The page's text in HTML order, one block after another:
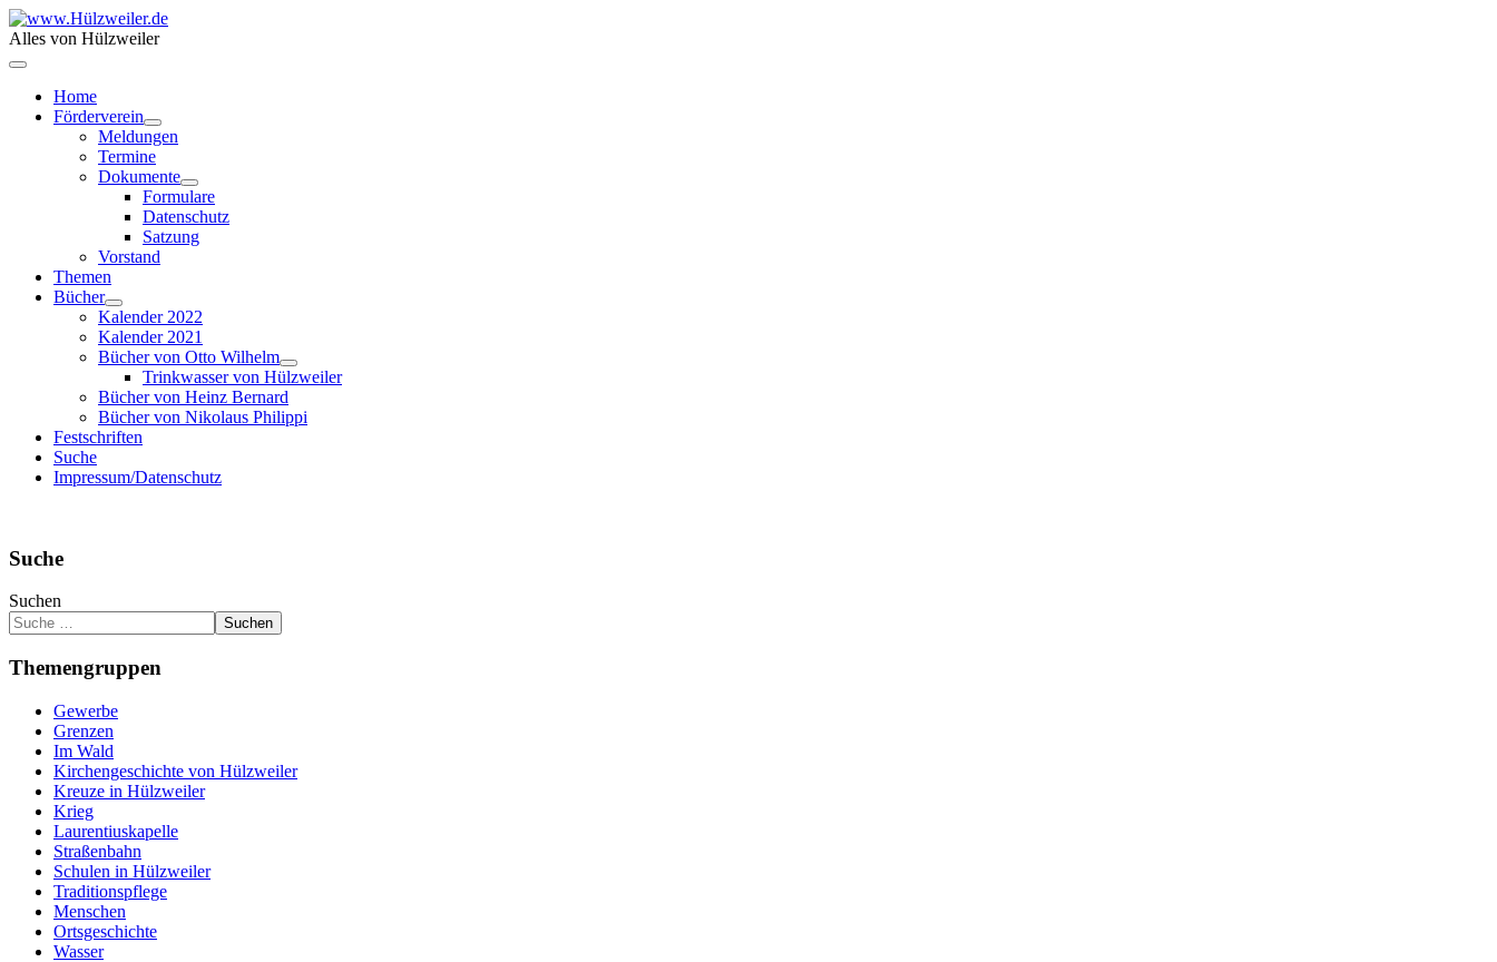
Alles von Hülzweiler
Home
Förderverein
Meldungen
Termine
Dokumente
Formulare
Datenschutz
Satzung
Vorstand
Themen
Bücher
Kalender 2022
Kalender 2021
Bücher von Otto Wilhelm
Trinkwasser von Hülzweiler
Bücher von Heinz Bernard
Bücher von Nikolaus Philippi
Festschriften
Suche
Impressum/Datenschutz
Suche
Suchen
Suchen
Themengruppen
Gewerbe
Grenzen
Im Wald
Kirchengeschichte von Hülzweiler
Kreuze in Hülzweiler
Krieg
Laurentiuskapelle
Straßenbahn
Schulen in Hülzweiler
Traditionspflege
Menschen
Ortsgeschichte
Wasser